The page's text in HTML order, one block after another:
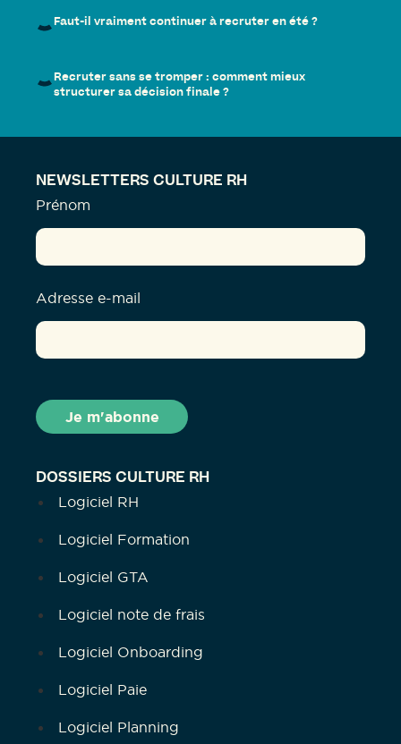
Faut-il vraiment continuer à recruter en été ?
Recruter sans se tromper : comment mieux
structurer sa décision finale ?
DOSSIERS CULTURE RH
Logiciel RH
Logiciel Formation
Logiciel GTA
Logiciel note de frais
Logiciel Onboarding
Logiciel Paie
Logiciel Planning
NEWSLETTERS CULTURE RH
Prénom
Adresse e-mail